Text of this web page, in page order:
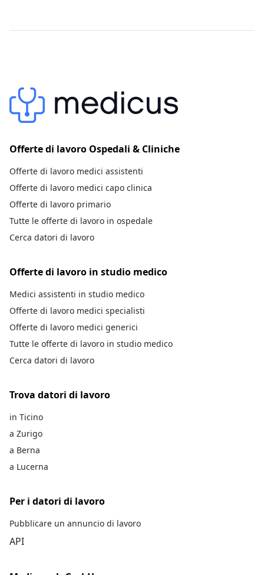
Offerte di lavoro Ospedali & Cliniche
Offerte di lavoro medici assistenti
Offerte di lavoro medici capo clinica
Offerte di lavoro primario
Tutte le offerte di lavoro in ospedale
Cerca datori di lavoro
Offerte di lavoro in studio medico
Medici assistenti in studio medico
Offerte di lavoro medici specialisti
Offerte di lavoro medici generici
Tutte le offerte di lavoro in studio medico
Cerca datori di lavoro
Trova datori di lavoro
in Ticino
a Zurigo
a Berna
a Lucerna
Per i datori di lavoro
Pubblicare un annuncio di lavoro
API